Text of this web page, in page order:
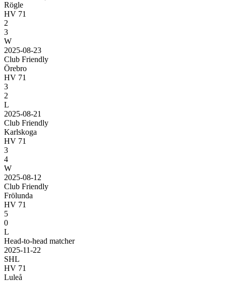
Rögle
HV 71
2
3
W
2025-08-23
Club Friendly
Örebro
HV 71
3
2
L
2025-08-21
Club Friendly
Karlskoga
HV 71
3
4
W
2025-08-12
Club Friendly
Frölunda
HV 71
5
0
L
Head-to-head matcher
2025-11-22
SHL
HV 71
Luleå